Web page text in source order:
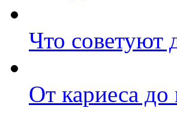
Что советуют
От кариеса до